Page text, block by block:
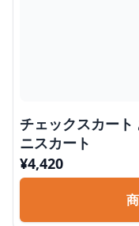
チェックスカート
ニスカート
¥4,420